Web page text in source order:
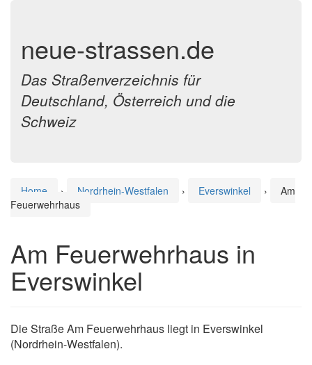
neue-strassen.de
Das Straßenverzeichnis für
Deutschland, Österreich und die
Schweiz
Home › Nordrhein-Westfalen › Everswinkel ›
Am
Feuerwehrhaus
Am Feuerwehrhaus in
Everswinkel
Die Straße Am Feuerwehrhaus liegt in Everswinkel
(Nordrhein-Westfalen).